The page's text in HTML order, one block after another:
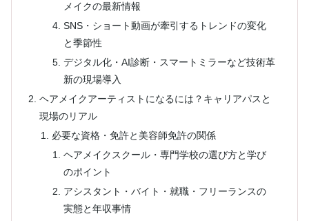
メイクの最新情報
SNS・ショート動画が牽引するトレンドの変化
と季節性
デジタル化・AI診断・スマートミラーなど技術革
新の現場導入
ヘアメイクアーティストになるには？キャリアパスと
現場のリアル
必要な資格・免許と美容師免許の関係
ヘアメイクスクール・専門学校の選び方と学び
のポイント
アシスタント・バイト・就職・フリーランスの
実態と年収事情